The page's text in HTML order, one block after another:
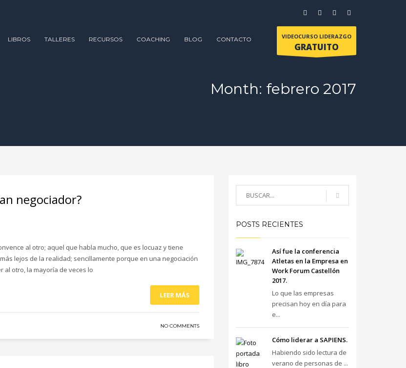
LIBROS TALLERES RECURSOS COACHING BLOG CONTACTO VIDEOCURSO LIDERAZGO
GRATUITO
Month: febrero 2017
negociador?
al otro; aquel que habla mucho, que es locuaz y tiene
lejos de la realidad; sencillamente porque en una negociación
otro, la mayoría de veces lo
LEER MÁS
NO COMMENTS
POSTS RECIENTES
Así fue la conferencia
Atletas en la Empresa en
Work Forum Castellón
2017.
Lo que las empresas
precisan hoy en día para
e...
Cómo liderar a SAPIENS.
Habiendo sido lectura de
verano de personas de ...